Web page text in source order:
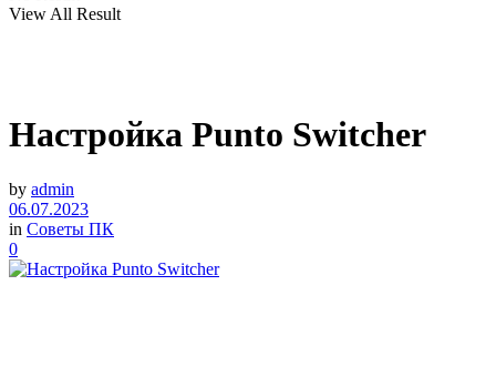
View All Result
Настройка Punto Switcher
by admin
06.07.2023
in Советы ПК
0